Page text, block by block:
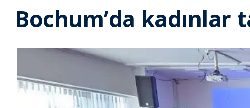
Bochum’da kadınlar